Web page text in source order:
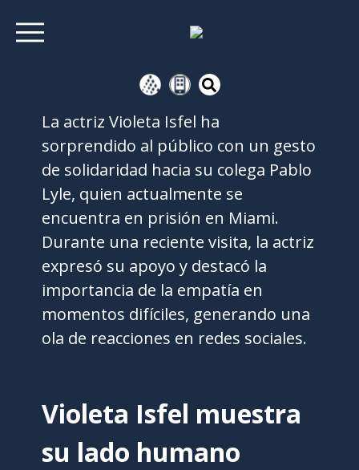
La actriz Violeta Isfel ha
sorprendido al público con un gesto
de solidaridad hacia su colega Pablo
Lyle, quien actualmente se
encuentra en prisión en Miami.
Durante una reciente visita, la actriz
expresó su apoyo y destacó la
importancia de la empatía en
momentos difíciles, generando una
ola de reacciones en redes sociales.
Violeta Isfel muestra
su lado humano